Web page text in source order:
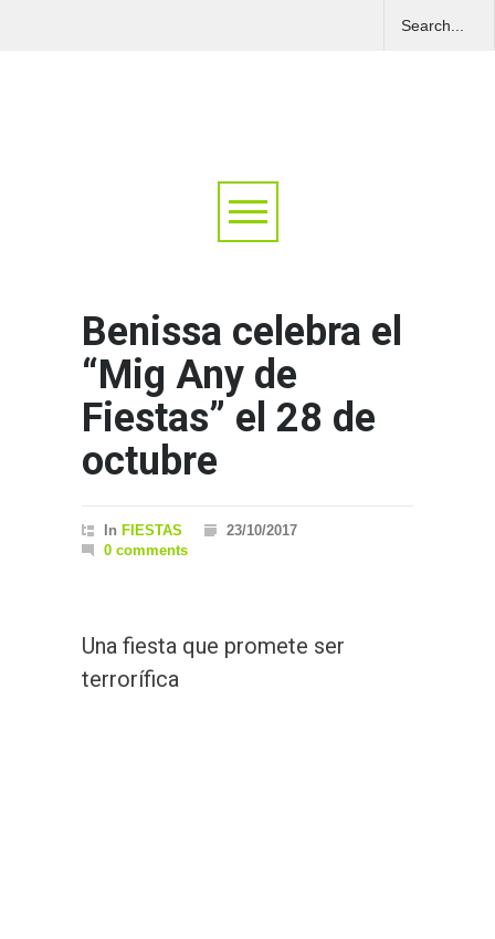
Benissa celebra el
“Mig Any de
Fiestas” el 28 de
octubre
In FIESTAS
23/10/2017
0 comments
Una fiesta que promete ser
terrorífica